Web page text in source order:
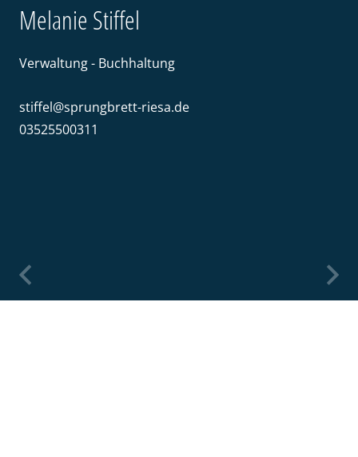
Melanie Stiffel
Verwaltung - Buchhaltung
stiffel@sprungbrett-riesa.de
03525500311